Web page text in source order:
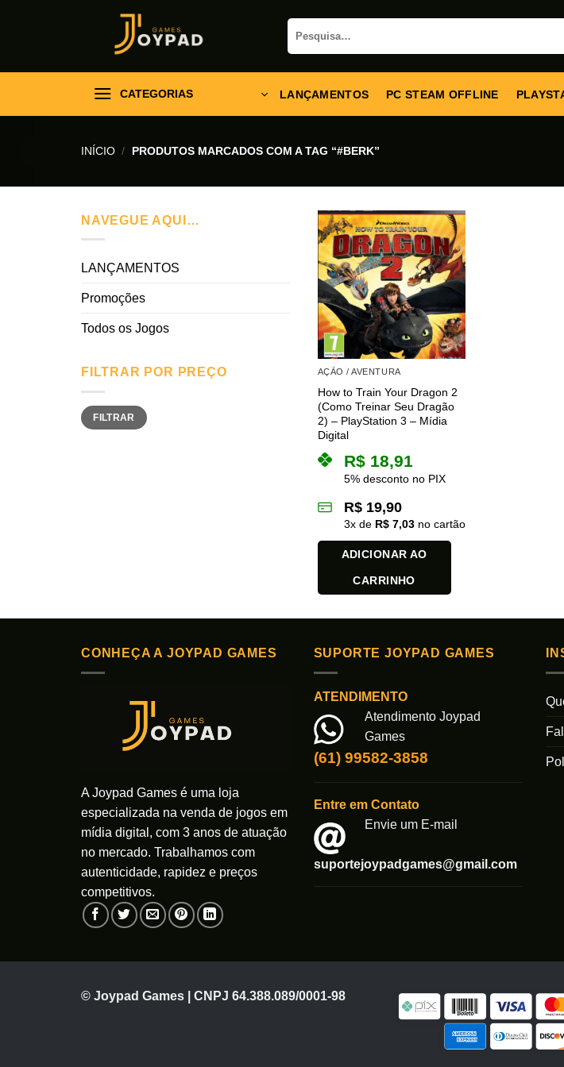
Pesquisar
por:
CATEGORIAS LANÇAMENTOS PC STEAM OFFLINE
INÍCIO / PRODUTOS MARCADOS COM A TAG “#BERK”
NAVEGUE AQUI…
LANÇAMENTOS
Promoções
Todos os Jogos
FILTRAR POR PREÇO
Preço
mínimo
Preço
máximo
FILTRAR
AÇÃO / AVENTURA
How to Train Your Dragon 2
(Como Treinar Seu Dragão
2) – PlayStation 3 – Mídia
Digital
R$18,91
5% desconto no PIX
R$19,90
3x de R$7,03no cartão
ADICIONAR AO
CARRINHO
CONHEÇA A JOYPAD GAMES
A Joypad Games é uma loja
especializada na venda de jogos em
mídia digital, com 3 anos de atuação
no mercado. Trabalhamos com
autenticidade, rapidez e preços
competitivos.
SUPORTE JOYPAD GAMES
ATENDIMENTO
Atendimento Joypad
Games
(61) 99582-3858
Entre em Contato
Envie um E-mail
suportejoypadgames@gmail.com
© Joypad Games | CNPJ 64.388.089/0001-98